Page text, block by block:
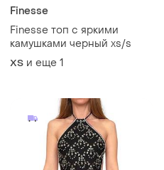
Finesse
Finesse топ с яркими
камушками черный xs/s
ХS и еще 1